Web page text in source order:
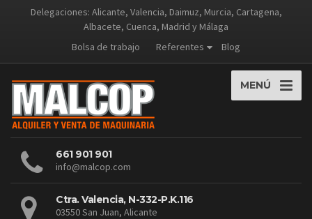
Delegaciones: Alicante, Valencia, Daimuz, Murcia, Cartagena,
Albacete, Cuenca, Madrid y Málaga
Bolsa de trabajo
Referentes Blog
MENÚ
661 901 901
info@malcop.com
Ctra. Valencia, N-332-P.K.116
03550 San Juan, Alicante